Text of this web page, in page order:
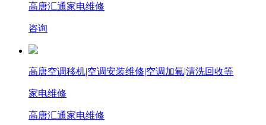
高唐汇通家电维修
咨询
高唐空调移机|空调安装维修|空调加氟|清洗回收等
家电维修
高唐汇通家电维修